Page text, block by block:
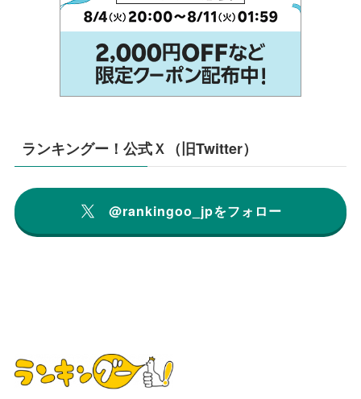
ランキングー！公式Ｘ（旧Twitter）
@rankingoo_jpをフォロー